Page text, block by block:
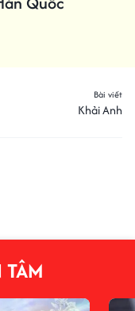
Bài viết
Khải Anh